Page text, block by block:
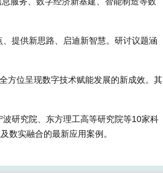
提供新思路、启迪新智慧。研讨议题涵
方位呈现数字技术赋能发展的新成效。其
研究院、东方理工高等研究院等10家科
数实融合的最新应用案例。